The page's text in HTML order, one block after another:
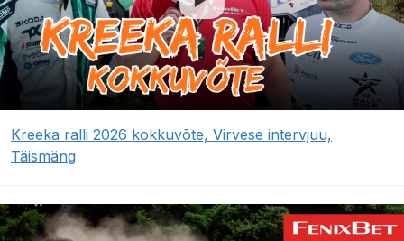
Kreeka ralli 2026 kokkuvõte, Virvese intervjuu,
Täismäng